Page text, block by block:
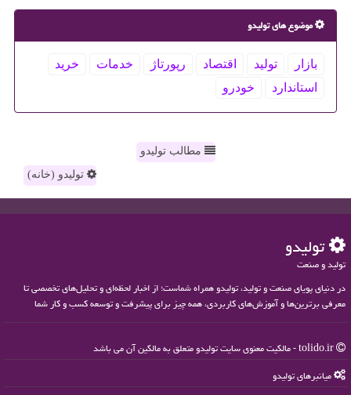
موضوع های تولیدو
بازار تولید اقتصاد رپورتاژ خدمات
خرید
استاندارد
خودرو
مطالب تولیدو
تولیدو (خانه)
تولیدو
تولید و صنعت
در دنیای پویای صنعت و تولید، تولیدو همراه شماست؛ از اخبار لحظه‌ای و تحلیل‌های تخصصی تا
معرفی برترین‌ها و آموزش‌های کاربردی، همه چیز برای پیشرفت و توسعه کسب و کار شما
میانبرهای تولیدو